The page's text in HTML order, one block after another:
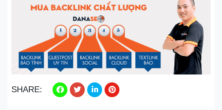
SHARE: